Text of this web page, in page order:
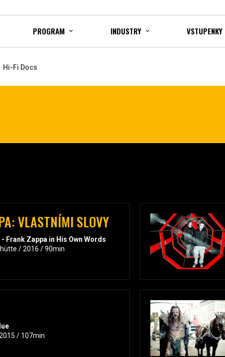
PROGRAM INDUSTRY VSTUPENKY
Hi-Fi Docs
VLASTNÍMI SLOVY
Frank Zappa in His Own Words
/ 2016 / 90min
/ 107min